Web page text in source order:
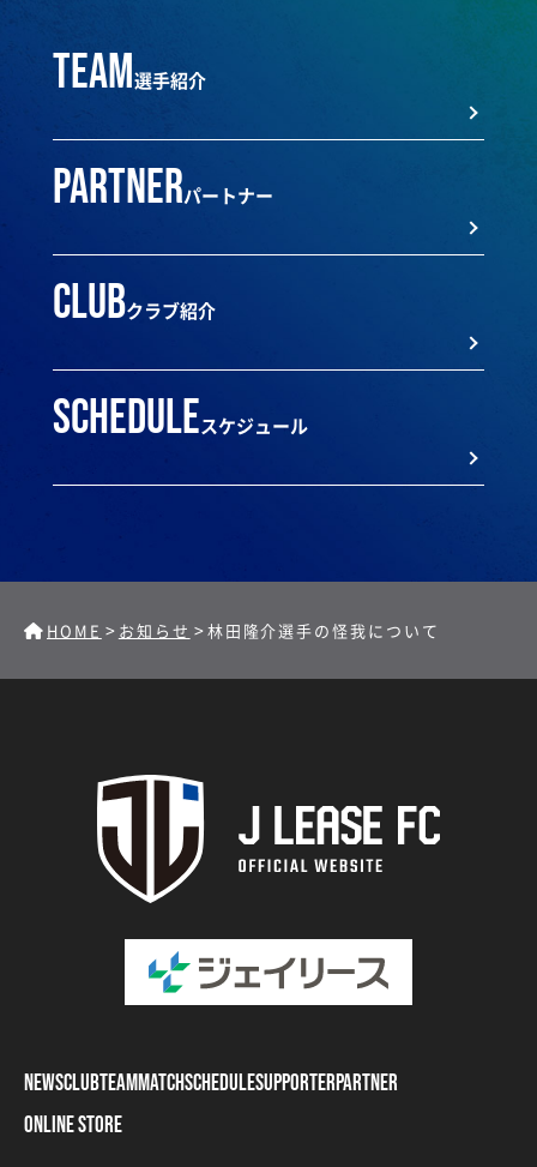
team選手紹介
partnerパートナー
clubクラブ紹介
scheduleスケジュール
HOME > お知らせ >林田隆介選手の怪我について
NEWSCLUBTEAMMATCHSCHEDULESUPPORTERPARTNER
ONLINE STORE